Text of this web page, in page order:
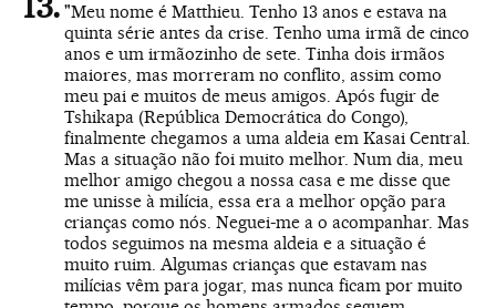
"Meu nome é Matthieu. Tenho 13 anos e estava na
quinta série antes da crise. Tenho uma irmã de cinco
anos e um irmãozinho de sete. Tinha dois irmãos
maiores, mas morreram no conflito, assim como
meu pai e muitos de meus amigos. Após fugir de
Tshikapa (República Democrática do Congo),
finalmente chegamos a uma aldeia em Kasai Central.
Mas a situação não foi muito melhor. Num dia, meu
melhor amigo chegou a nossa casa e me disse que
me unisse à milícia, essa era a melhor opção para
crianças como nós. Neguei-me a o acompanhar. Mas
todos seguimos na mesma aldeia e a situação é
muito ruim. Algumas crianças que estavam nas
milícias vêm para jogar, mas nunca ficam por muito